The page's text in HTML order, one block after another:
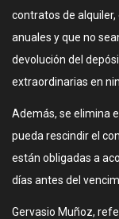
contratos de
anuales y que no
devolución del
extraordinarias en
Además, se elimina
pueda rescindir el
están obligadas a
días antes del
Gervasio Muñoz,